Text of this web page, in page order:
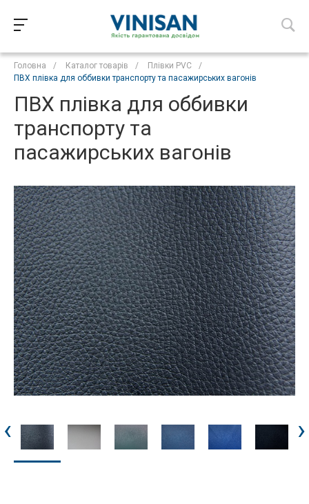
Головна / Каталог товарів / Плівки PVC
/
ПВХ плівка для оббивки транспорту та пасажирських вагонів
ПВХ плівка для оббивки
транспорту та
пасажирських вагонів
‹ ›